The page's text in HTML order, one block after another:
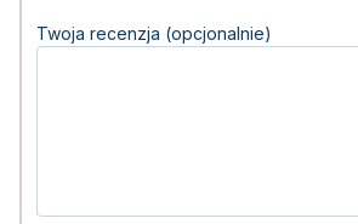
Twoja recenzja (opcjonalnie)